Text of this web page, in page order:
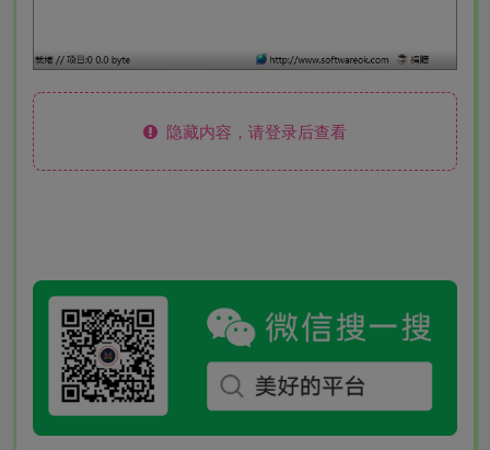
隐藏内容，请登录后查看